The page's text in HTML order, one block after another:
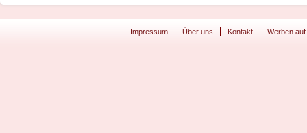
Impressum Über uns Kontakt Werben